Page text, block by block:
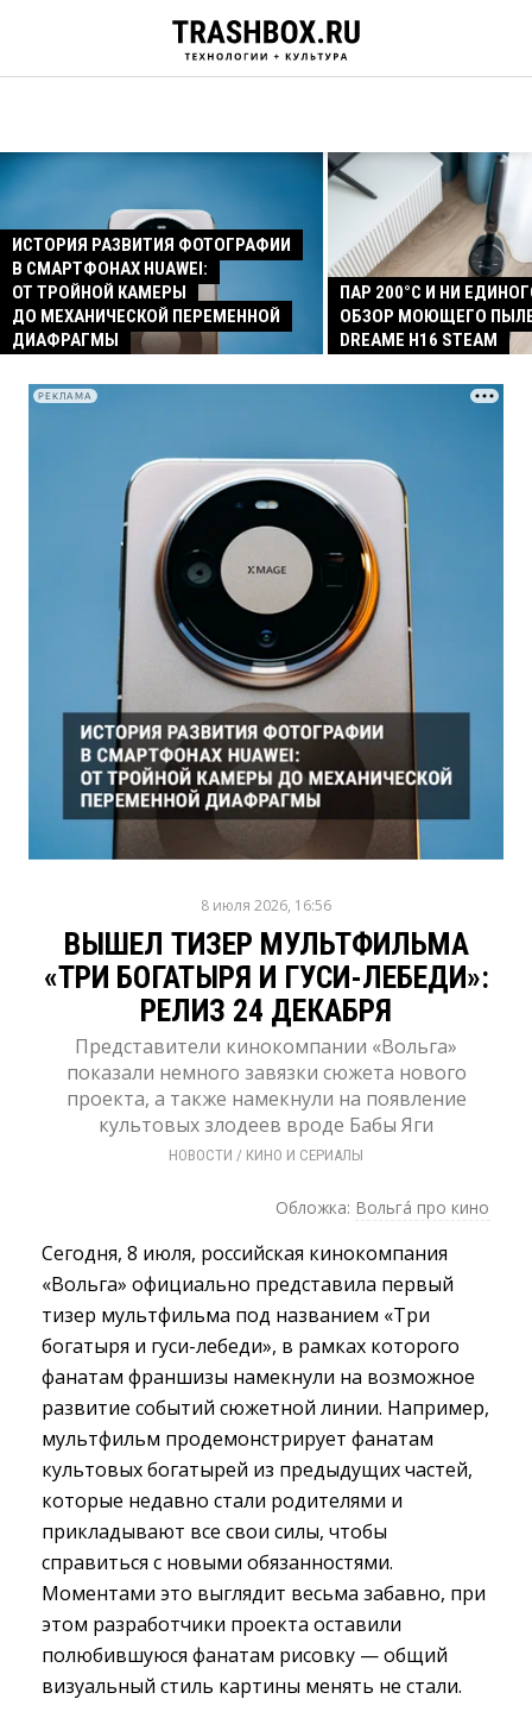
ИСТОРИЯ РАЗВИТИЯ ФОТОГРАФИИ
В СМАРТФОНАХ HUAWEI:
ОТ ТРОЙНОЙ КАМЕРЫ
ДО МЕХАНИЧЕСКОЙ ПЕРЕМЕННОЙ
ДИАФРАГМЫ
ПАР 200°C И НИ
ОБЗОР МОЮЩЕГО
DREAME H16 STEAM
РЕКЛАМА
8 июля 2026, 16:56
ВЫШЕЛ ТИЗЕР МУЛЬТФИЛЬМА
«ТРИ БОГАТЫРЯ И ГУСИ-ЛЕБЕДИ»:
РЕЛИЗ 24 ДЕКАБРЯ
Представители кинокомпании «Вольга»
показали немного завязки сюжета нового
проекта, а также намекнули на появление
культовых злодеев вроде Бабы Яги
НОВОСТИ / КИНО И СЕРИАЛЫ
Обложка: Вольгá про кино
Сегодня, 8 июля, российская кинокомпания
«Вольга» официально представила первый
тизер мультфильма под названием «Три
богатыря и гуси-лебеди», в рамках которого
фанатам франшизы намекнули на возможное
развитие событий сюжетной линии. Например,
мультфильм продемонстрирует фанатам
культовых богатырей из предыдущих частей,
которые недавно стали родителями и
прикладывают все свои силы, чтобы
справиться с новыми обязанностями.
Моментами это выглядит весьма забавно, при
этом разработчики проекта оставили
полюбившуюся фанатам рисовку — общий
визуальный стиль картины менять не стали.